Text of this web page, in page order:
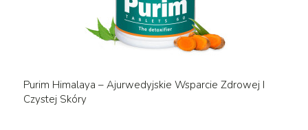
Purim Himalaya – Ajurwedyjskie Wsparcie Zdrowej I
Czystej Skóry